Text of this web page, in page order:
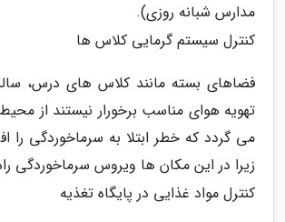
مدارس شبانه روزی).
کنترل سیستم گرمایی کلاس ها
فضاهای بسته مانند کلاس های درس،
تهویه هوای مناسب برخورار نیستند از
می گردد که خطر ابتلا به سرماخوردگی را
زیرا در این مکان ها ویروس سرماخوردگی
کنترل مواد غذایی در پایگاه تغذیه